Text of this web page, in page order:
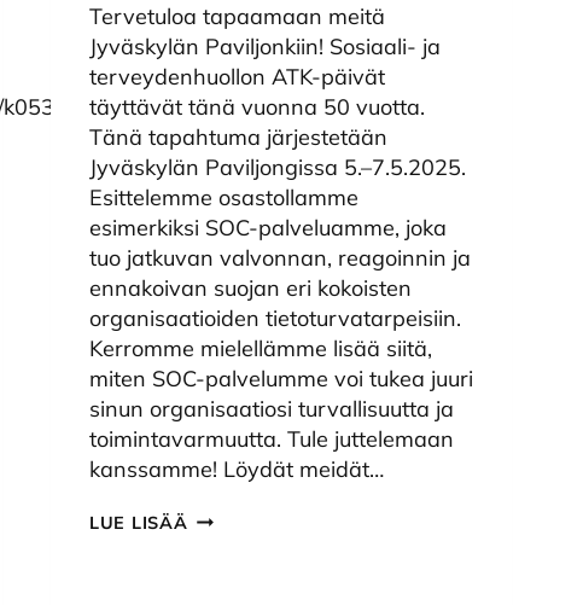
landing/page/landing
Tervetuloa tapaamaan meitä
Jyväskylän Paviljonkiin! Sosiaali- ja
terveydenhuollon ATK-päivät
täyttävät tänä vuonna 50 vuotta.
Tänä tapahtuma järjestetään
Jyväskylän Paviljongissa 5.–7.5.2025.
Esittelemme osastollamme
esimerkiksi SOC-palveluamme, joka
tuo jatkuvan valvonnan, reagoinnin ja
ennakoivan suojan eri kokoisten
organisaatioiden tietoturvatarpeisiin.
Kerromme mielellämme lisää siitä,
miten SOC-palvelumme voi tukea juuri
sinun organisaatiosi turvallisuutta ja
toimintavarmuutta. Tule juttelemaan
kanssamme! Löydät meidät…
LUE LISÄÄ KAITA